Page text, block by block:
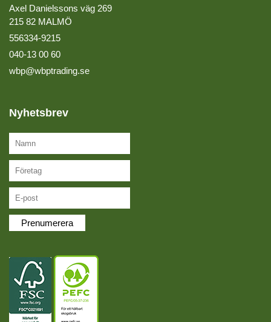
Axel Danielssons väg 269
215 82 MALMÖ
556334-9215
040-13 00 60
wbp@wbptrading.se
Nyhetsbrev
Prenumerera